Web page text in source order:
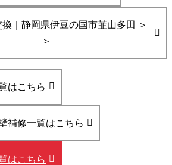
｜静岡県伊豆の国市韮山多田 ＞
＞
はこちら
補修一覧はこちら
はこちら